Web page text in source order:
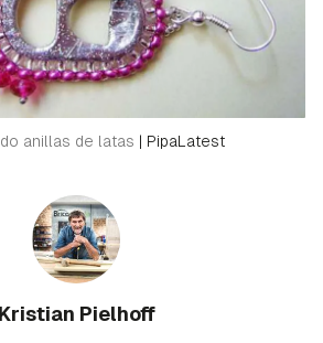
anillas de latas | PipaLatest
Kristian Pielhoff